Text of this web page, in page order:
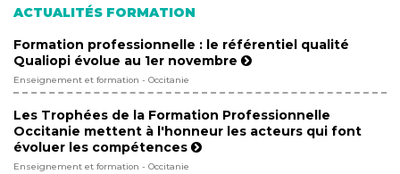
ACTUALITÉS FORMATION
Formation professionnelle : le référentiel qualité
Qualiopi évolue au 1er novembre
Enseignement et formation - Occitanie
Les Trophées de la Formation Professionnelle
Occitanie mettent à l'honneur les acteurs qui font
évoluer les compétences
Enseignement et formation - Occitanie